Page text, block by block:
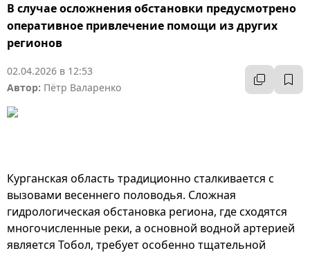
В случае осложнения обстановки предусмотрено
оперативное привлечение помощи из других
регионов
02.04.2026 в 12:53
Автор: Пётр Валаренко
Курганская область традиционно сталкивается с
вызовами весеннего половодья. Сложная
гидрологическая обстановка региона, где сходятся
многочисленные реки, а основной водной артерией
является Тобол, требует особенно тщательной